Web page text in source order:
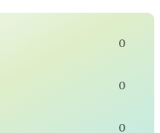
0
0
0